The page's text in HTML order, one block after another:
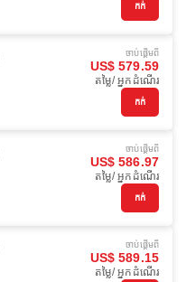
កក់
ចាប់ផ្ដើមពី
US$ 579.59
តម្លៃ/ អ្នកដំណើរ
កក់
ចាប់ផ្ដើមពី
US$ 586.97
តម្លៃ/ អ្នកដំណើរ
កក់
ចាប់ផ្ដើមពី
US$ 589.15
តម្លៃ/ អ្នកដំណើរ